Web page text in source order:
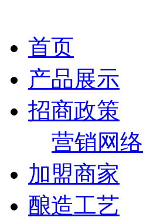
首页
产品展示
招商政策
营销网络
加盟商家
酿造工艺